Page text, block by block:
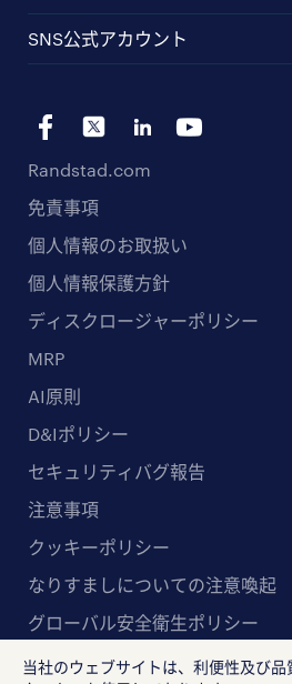
SNS公式アカウント
Randstad.com
免責事項
個人情報のお取扱い
個人情報保護方針
ディスクロージャーポリシー
MRP
AI原則
D&Iポリシー
セキュリティバグ報告
注意事項
クッキーポリシー
なりすましについての注意喚起
グローバル安全衛生ポリシー
マルチステークホルダー方針
当社のウェブサイトは、利便性及び品